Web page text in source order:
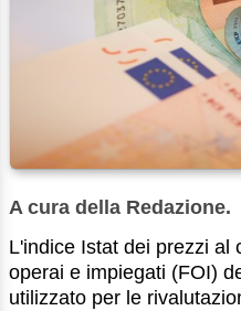
A cura della Redazione.
L'indice Istat dei prezzi al
operai e impiegati (FOI)
utilizzato per le